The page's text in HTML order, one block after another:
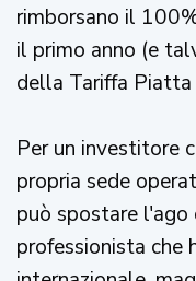
rimborsano il
il primo anno (e
della Tariffa
Per un investitore
propria sede
può spostare
professionista che